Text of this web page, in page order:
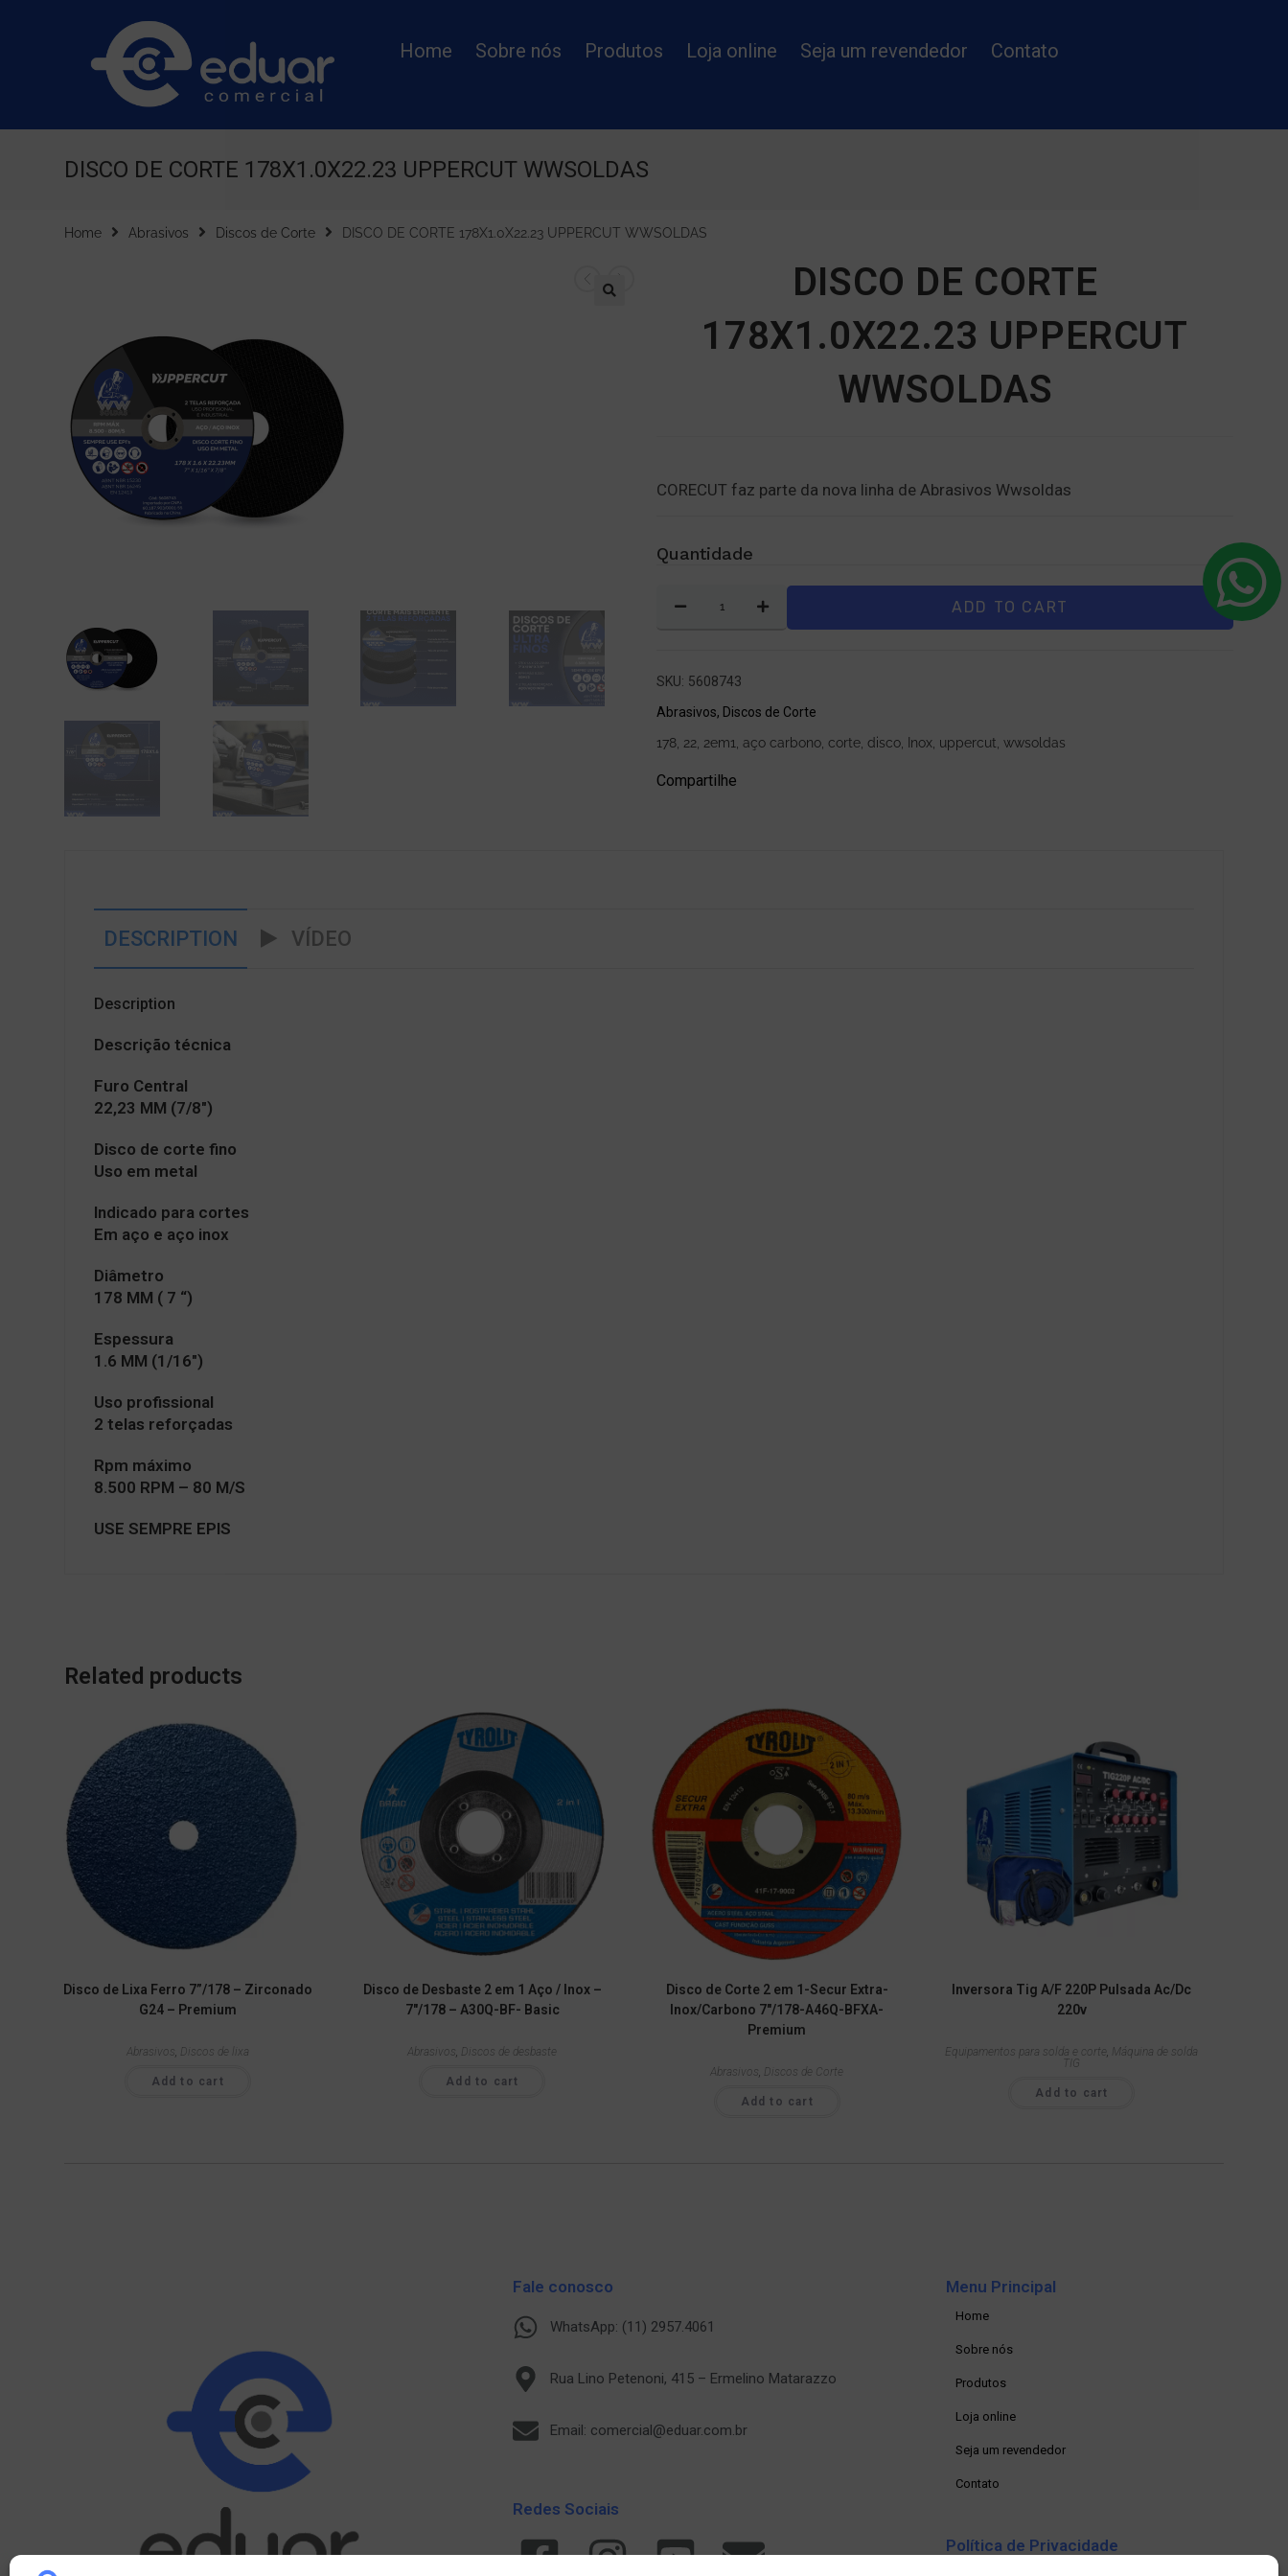
Home Sobre nós Produtos Loja online Seja um revendedor Contato
DISCO DE CORTE 178X1.0X22.23 UPPERCUT WWSOLDAS
Home Abrasivos Discos de Corte DISCO DE CORTE 178X1.0X22.23 UPPERCUT WWSOLDAS
DISCO DE CORTE
178X1.0X22.23 UPPERCUT
WWSOLDAS
CORECUT faz parte da nova linha de Abrasivos Wwsoldas
Quantidade
ADD TO CART
SKU: 5608743
Abrasivos, Discos de Corte
178, 22, 2em1, aço carbono, corte, disco, Inox, uppercut, wwsoldas
Compartilhe
DESCRIPTION VÍDEO
Description
Descrição técnica
Furo Central
22,23 MM (7/8″)
Disco de corte fino
Uso em metal
Indicado para cortes
Em aço e aço inox
Diâmetro
178 MM ( 7 “)
Espessura
1.6 MM (1/16″)
Uso profissional
2 telas reforçadas
Rpm máximo
8.500 RPM – 80 M/S
USE SEMPRE EPIS
Related products
Disco de Lixa Ferro 7”/178 – Zirconado
G24 – Premium
Abrasivos , Discos de lixa
Add to cart
Disco de Desbaste 2 em 1 Aço / Inox –
7″/178 – A30Q-BF- Basic
Abrasivos, Discos de desbaste
Add to cart
Disco de Corte 2 em 1-Secur Extra-
Inox/Carbono 7″/178-A46Q-BFXA-
Premium
Abrasivos, Discos de Corte
Add to cart
Inversora Tig A/F 220P Pulsada Ac/Dc
220v
Equipamentos para solda e corte, Máquina de solda
TIG
Add to cart
Fale conosco
WhatsApp: (11) 2957.4061
Rua Lino Petenoni, 415 – Ermelino Matarazzo
Email: comercial@eduar.com.br
Redes Sociais
Menu Principal
Home
Sobre nós
Produtos
Loja online
Seja um revendedor
Contato
Política de Privacidade